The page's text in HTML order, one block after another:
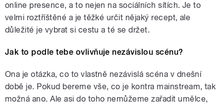
online presence, a to nejen na sociálních sítích. Je to
velmi roztříštěné a je těžké určit nějaký recept, ale
důležité je vybrat si cestu a té se držet.
Jak to podle tebe ovlivňuje nezávislou scénu?
Ona je otázka, co to vlastně nezávislá scéna v dnešní
době je. Pokud bereme vše, co je kontra mainstream, tak
možná ano. Ale asi do toho nemůžeme zařadit umělce,